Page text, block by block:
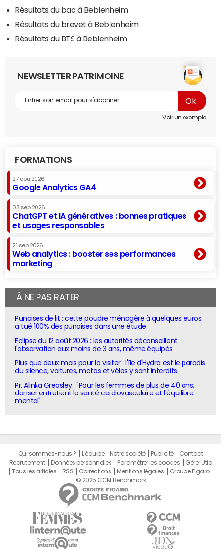
Résultats du bac à Beblenheim
Résultats du brevet à Beblenheim
Résultats du BTS à Beblenheim
NEWSLETTER PATRIMOINE
Voir un exemple
FORMATIONS
27 aoû 2026
Google Analytics GA4
03 sep 2026
ChatGPT et IA génératives : bonnes pratiques
et usages responsables
21 sep 2026
Web analytics : booster ses performances
marketing
À NE PAS RATER
Punaises de lit : cette poudre ménagère à quelques euros
a tué 100% des punaises dans une étude
Eclipse du 12 août 2026 : les autorités déconseillent
l'observation aux moins de 3 ans, même équipés
Plus que deux mois pour la visiter : l'île d'Hydra est le paradis
du silence, voitures, motos et vélos y sont interdits
Pr. Alinka Greasley : "Pour les femmes de plus de 40 ans,
danser entretient la santé cardiovasculaire et l'équilibre
mental"
Qui sommes-nous ? L'équipe Notre société Publicité
Contact
Recrutement
Données personnelles Paramétrer les cookies
Gérer Utiq
Tous les articles
RSS Corrections Mentions légales
Groupe Figaro
© 2025 CCM Benchmark